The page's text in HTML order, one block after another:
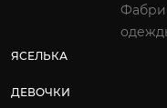
ЯСЕЛЬКА
ДЕВОЧКИ